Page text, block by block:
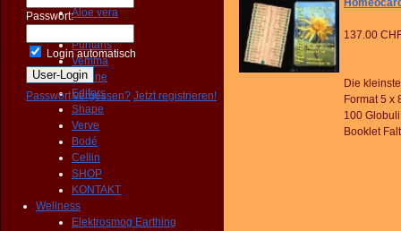
Aloe vera
Getreide
Puritans
Vemma
Fit Line
Edifors
Shape
Verve
Bodé
Cellin
SHOP
KONTAKT
Wellness
Elektrosmog Earthing
Passwort:
Login automatisch
Passwort vergessen? Jetzt registrieren!
137.00
Die
Format 5 x
100
Booklet